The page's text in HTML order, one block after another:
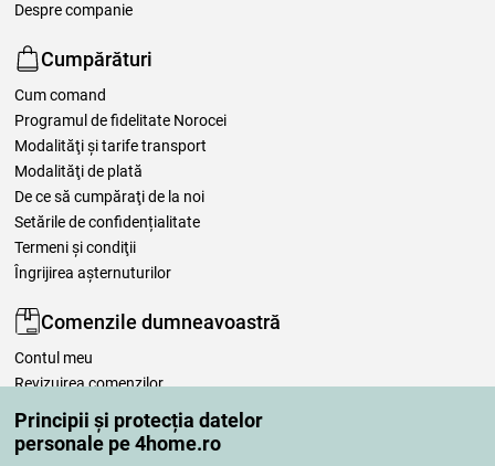
Principii și protecția datelor
personale pe 4home.ro
Despre companie
Cumpărături
Cum comand
Programul de fidelitate Norocei
Modalităţi şi tarife transport
Modalităţi de plată
De ce să cumpăraţi de la noi
Setările de confidențialitate
Termeni şi condiţii
Îngrijirea așternuturilor
Comenzile dumneavoastră
Contul meu
Revizuirea comenzilor
Reclamaţii
Retragere de la contract
Regulile de procesare a recenziilor